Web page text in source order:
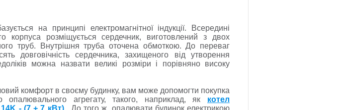
на принципі електромагнітної індукції. Всередині
корпуса розміщується сердечник, виготовлений з двох
труб. Внутрішня труба оточена обмоткою. До переваг
довговічність сердечника, захищеного від утворення
можна назвати великі розміри і порівняно високу
комфорт в своєму будинку, вам може допомогти покупка
опалювального агрегату, такого, наприклад, як котел